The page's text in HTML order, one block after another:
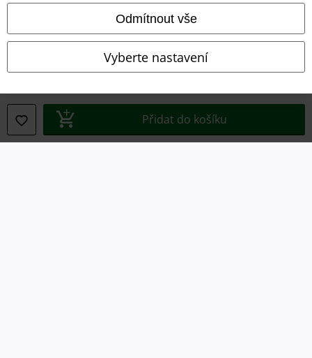
Odmítnout vše
Vyberte nastavení
Přidat do košíku
Prohlášení o shodě
Informace o přístupnosti